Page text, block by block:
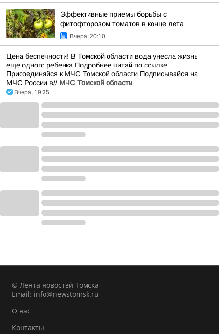
Эффективные приемы борьбы с
фитофторозом томатов в конце лета
Вчера, 20:10
Цена беспечности! В Томской области вода унесла жизнь
еще одного ребенка Подробнее читай по ссылке
Присоединяйся к МЧС Томской области Подписывайся на
МЧС России в// МЧС Томской области
Вчера, 19:35
© Лента новостей Томска
Email: info@newstomsk.ru
О нас
Контакты